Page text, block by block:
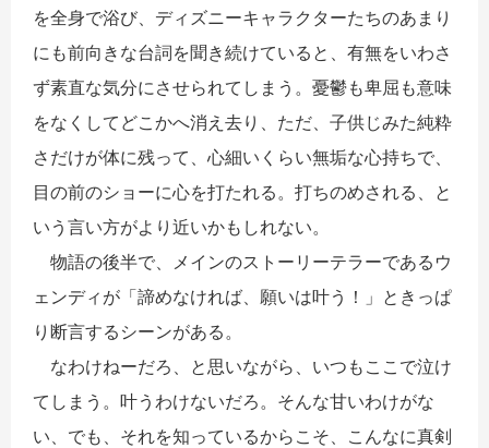
を全身で浴び、ディズニーキャラクターたちのあまり
にも前向きな台詞を聞き続けていると、有無をいわさ
ず素直な気分にさせられてしまう。憂鬱も卑屈も意味
をなくしてどこかへ消え去り、ただ、子供じみた純粋
さだけが体に残って、心細いくらい無垢な心持ちで、
目の前のショーに心を打たれる。打ちのめされる、と
いう言い方がより近いかもしれない。
物語の後半で、メインのストーリーテラーであるウ
ェンディが「諦めなければ、願いは叶う！」ときっぱ
り断言するシーンがある。
なわけねーだろ、と思いながら、いつもここで泣け
てしまう。叶うわけないだろ。そんな甘いわけがな
い、でも、それを知っているからこそ、こんなに真剣